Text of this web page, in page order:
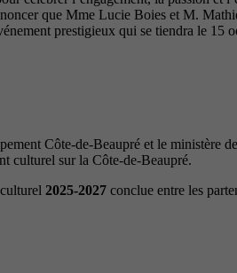
que Mme Lucie Boies et M.
prestigieux qui se tiendra le
Côte-de-Beaupré et le ministère
culturel sur la Côte-de-Beaupré.
2025-2027 conclue entre les